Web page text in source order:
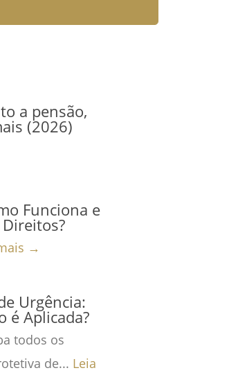
a pensão,
(2026)
Funciona e
→
Urgência:
é Aplicada?
todos os
de... Leia